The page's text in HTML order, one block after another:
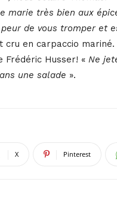
marie très bien aux
de vous tromper et
en carpaccio mariné.
Frédéric Husser! « Ne
une salade ».
X Pinterest